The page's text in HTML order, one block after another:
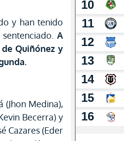
y han tenido
A
Quiñónez y
(Jhon Medina),
Becerra) y
Cazares (Eder